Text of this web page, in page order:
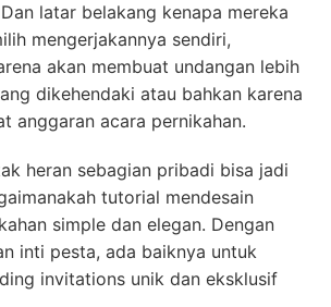
latar belakang kenapa mereka
mengerjakannya sendiri,
akan membuat undangan lebih
dikehendaki atau bahkan karena
anggaran acara pernikahan.
heran sebagian pribadi bisa jadi
tutorial mendesain
simple dan elegan. Dengan
inti pesta, ada baiknya untuk
invitations unik dan eksklusif